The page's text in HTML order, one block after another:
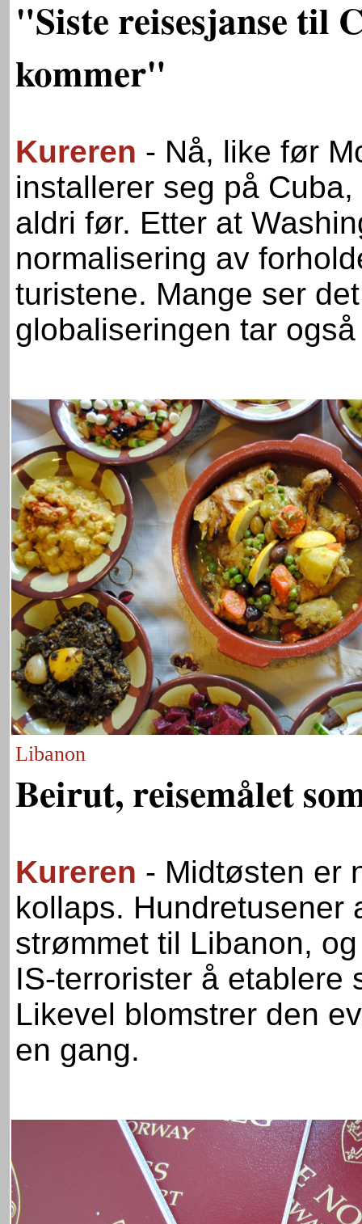
"Siste reisesjanse til
kommer"
Kureren - Nå, like før
installerer seg på
aldri før. Etter at
normalisering av
turistene. Mange ser
globaliseringen tar
Libanon
Beirut, reisemålet
Kureren - Midtøsten er
kollaps. Hundretusener
strømmet til Libanon,
IS-terrorister å etablere
Likevel blomstrer den
en gang.